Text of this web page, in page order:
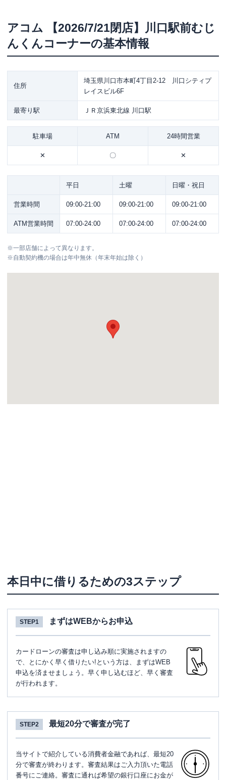
アコム
【2026/7/21閉店】川口駅前むじ
んくんコーナーの基本情報
住所
埼玉県川口市本町4丁目2-12 川口シティプ
レイスビル6F
最寄り駅 ＪＲ京浜東北線 川口駅
駐車場 ATM 24時間営業
✕ 〇 ✕
平日 土曜 日曜・祝日
営業時間 09:00-21:00 09:00-21:00 09:00-21:00
ATM営業時間 07:00-24:00 07:00-24:00 07:00-24:00
※一部店舗によって異なります。
※自動契約機の場合は年中無休（年末年始は除く）
本日中に借りるための3ステップ
STEP1 まずはWEBからお申込
カードローンの審査は申し込み順に実施されますの
で、とにかく早く借りたい!という方は、まずはWEB
申込を済ませましょう。早く申し込むほど、早く審査
が行われます。
STEP2 最短20分で審査が完了
当サイトで紹介している消費者金融であれば、最短20
分で審査が終わります。審査結果はご入力頂いた電話
番号にご連絡。審査に通れば希望の銀行口座にお金が